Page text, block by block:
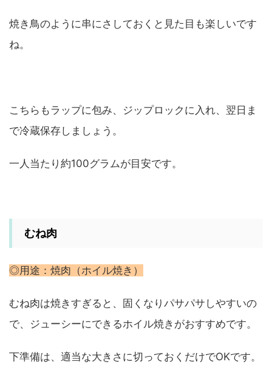
焼き鳥のように串にさしておくと見た目も楽しいです
ね。
こちらもラップに包み、ジップロックに入れ、翌日ま
で冷蔵保存しましょう。
一人当たり約100グラムが目安です。
むね肉
◎用途：焼肉（ホイル焼き）
むね肉は焼きすぎると、固くなりパサパサしやすいの
で、ジューシーにできるホイル焼きがおすすめです。
下準備は、適当な大きさに切っておくだけでOKです。